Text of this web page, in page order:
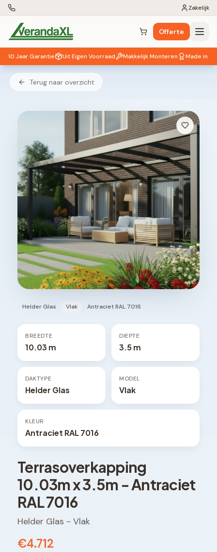
Zakelijk
Winkelwagen ( 0 items)
Offerte
10 Jaar Garantie Uit Eigen Voorraad Makkelijk Monteren Made in EU
Terug naar overzicht
Helder Glas Vlak Antraciet RAL 7016
BREEDTE
10.03 m
DIEPTE
3.5 m
DAKTYPE
Helder Glas
MODEL
Vlak
KLEUR
Antraciet RAL 7016
Terrasoverkapping
10.03m x3.5m -Antraciet
RAL 7016
Helder Glas - Vlak
€4.712